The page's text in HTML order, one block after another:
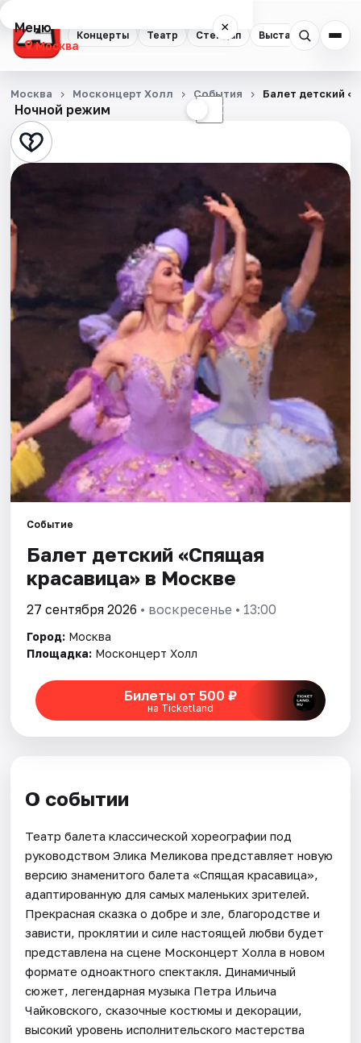
Концерты Театр Стендап Выставки
Меню ×
Москва
Концерты
Театр
Стендап
Квесты
Экскурсии
Спорт
Города
Площадки
Артисты
Ночной режим ☾
Москва Москонцерт Холл События Балет детский
Событие
Балет детский «Спящая
красавица» в Москве
27 сентября 2026 • воскресенье • 13:00
Город: Москва
Площадка: Москонцерт Холл
Билеты от 500 ₽
на Ticketland
О событии
Театр балета классической хореографии под
руководством Элика Меликова представляет новую
версию знаменитого балета «Спящая красавица»,
адаптированную для самых маленьких зрителей.
Прекрасная сказка о добре и зле, благородстве и
зависти, проклятии и силе настоящей любви будет
представлена на сцене Москонцерт Холла в новом
формате одноактного спектакля. Динамичный
сюжет, легендарная музыка Петра Ильича
Чайковского, сказочные костюмы и декорации,
высокий уровень исполнительского мастерства